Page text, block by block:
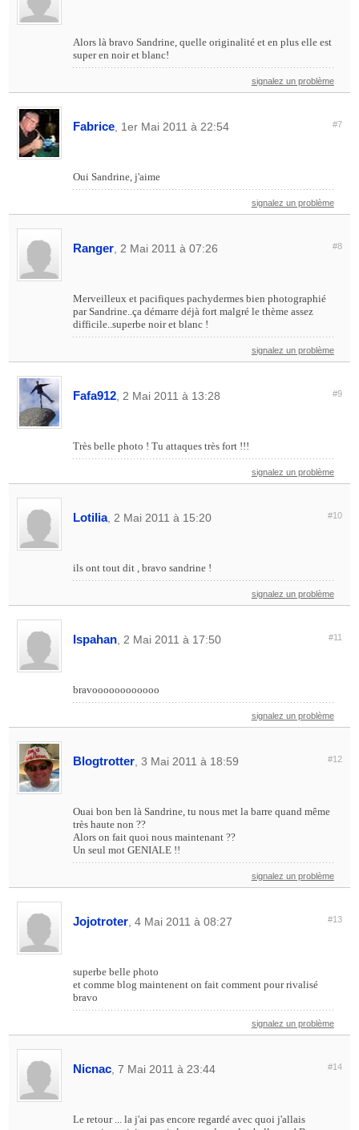
Alors là bravo Sandrine, quelle originalité et en plus elle est
super en noir et blanc!
signalez un problème
Fabrice , 1er Mai 2011 à 22:54 #7
Oui Sandrine, j'aime
signalez un problème
Ranger , 2 Mai 2011 à 07:26 #8
Merveilleux et pacifiques pachydermes bien photographié
par Sandrine..ça démarre déjà fort malgré le thème assez
difficile..superbe noir et blanc !
signalez un problème
Fafa912 , 2 Mai 2011 à 13:28 #9
Très belle photo ! Tu attaques très fort !!!
signalez un problème
Lotilia, 2 Mai 2011 à 15:20 #10
ils ont tout dit , bravo sandrine !
signalez un problème
Ispahan , 2 Mai 2011 à 17:50 #11
bravoooooooooooo
signalez un problème
Blogtrotter , 3 Mai 2011 à 18:59 #12
Ouai bon ben là Sandrine, tu nous met la barre quand même
très haute non ??
Alors on fait quoi nous maintenant ??
Un seul mot GENIALE !!
signalez un problème
Jojotroter , 4 Mai 2011 à 08:27 #13
superbe belle photo
et comme blog maintenent on fait comment pour rivalisé
bravo
signalez un problème
Nicnac , 7 Mai 2011 à 23:44 #14
Le retour ... la j'ai pas encore regardé avec quoi j'allais